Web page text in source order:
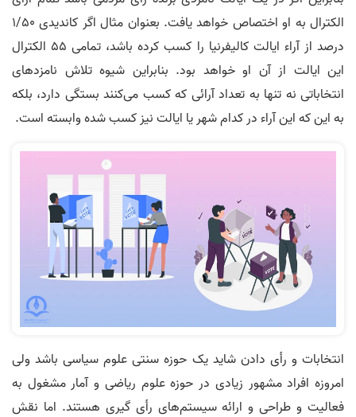
الکترال به او اختصاص خواهد­ یافت. بعنوان مثال اگر کاندیدی 1/50
درصد از آراء ایالت کالیفرنیا را کسب کرده باشد، تمامی 55 الکترال
این ایالت از آن او خواهد بود. بنابراین شیوه تلاش نامزدهای
انتخاباتی نه تنها به تعداد آرائی که کسب می‌­کنند بستگی دارد، بلکه
به این که این آراء در کدام شهر یا ایالت نیز کسب شده وابسته است.
انتخابات و رأی دادن شاید یک حوزه سنتی علوم سیاسی باشد ولی
امروزه افراد مشهور زیادی در حوزه علوم ریاضی و آمار مشغول به
فعالیت و طراحی و ارائه سیستم­‌های رأی گیری هستند. اما نقش